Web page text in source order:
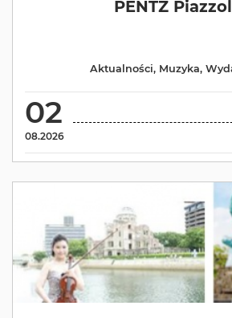
PENTZ
02
08.2026
Aktualności, Muzyka,